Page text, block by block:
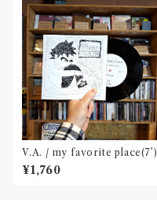
V.A. / my favorite place(7’)
¥1,760